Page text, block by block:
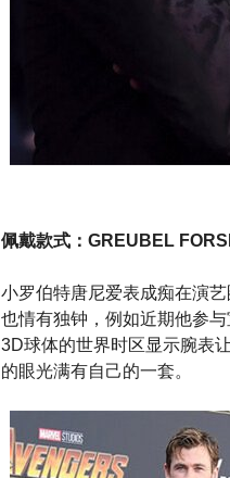
佩戴款式：GREUBEL
小罗伯特唐尼爱表成痴在演
也情有独钟，例如近期他参
3D球体的世界时区显示腕表
的眼光满有自己的一套。